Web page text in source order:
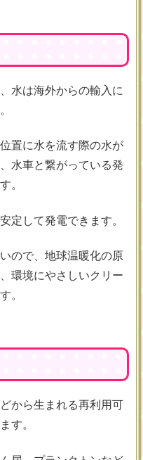
水は海外からの輸入に
置に水を流す際の水が
水車と繋がっている発
。
定して発電できます。
ので、地球温暖化の原
環境にやさしいクリー
。
から生まれる再利用可
す。